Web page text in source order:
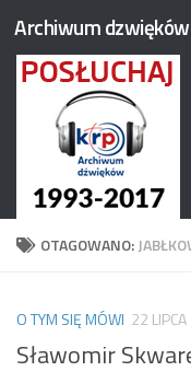
Przejdź do treści
Archiwum
OTAGOWANO:
O TYM SIĘ MÓWI 22
Sławomir